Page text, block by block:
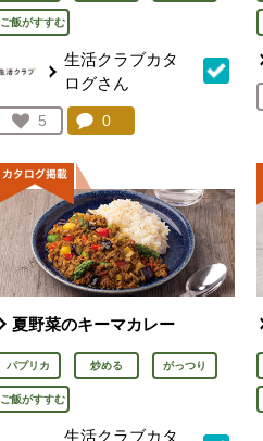
ご飯がすすむ
生活クラブカタ
ログさん
お気に入り登録：
5
人が登録
コメント：
0件。コメントを見る。
夏野菜のキーマカレー
パプリカ 炒める がっつり
ご飯がすすむ
生活クラブカタ